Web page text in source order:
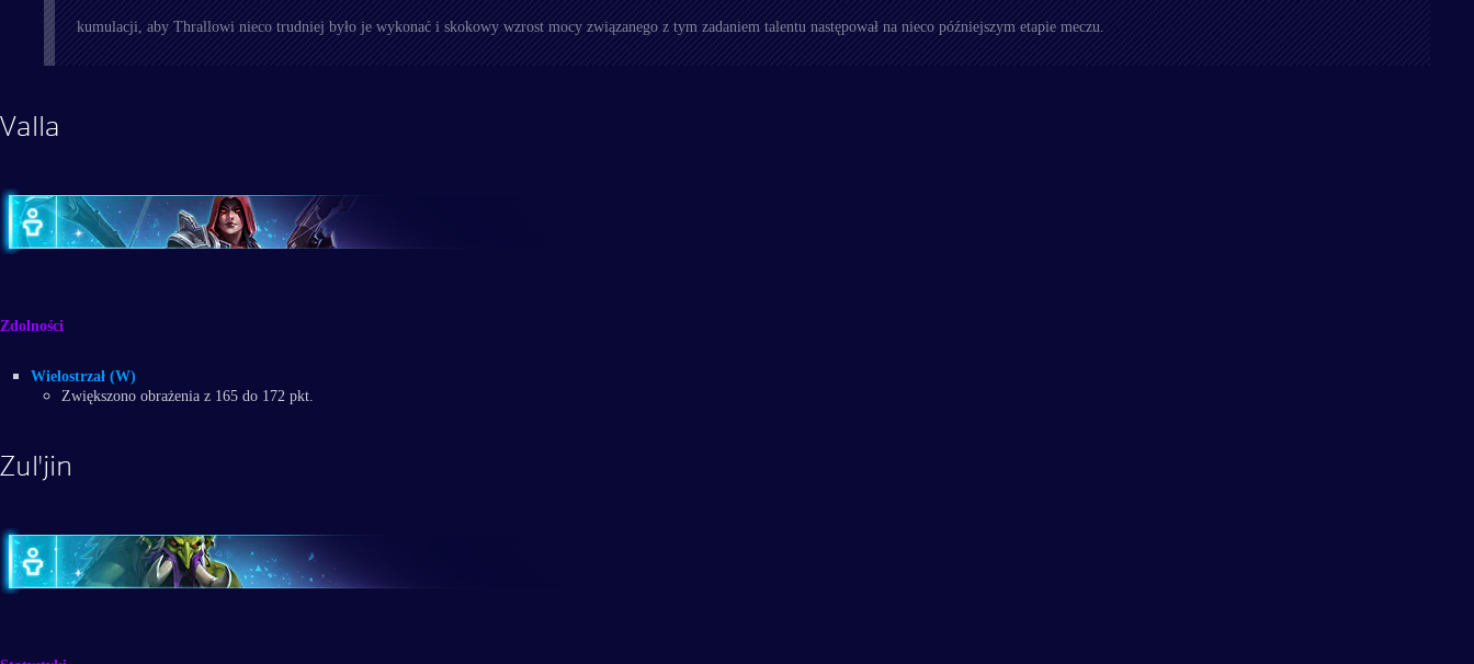
kumulacji, aby Thrallowi nieco trudniej było je wykonać i skokowy wzrost mocy związanego z tym zadaniem talentu następował na nieco późniejszym etapie meczu.
Valla
Zdolności
Wielostrzał (W)
Zwiększono obrażenia z 165 do 172 pkt.
Zul'jin